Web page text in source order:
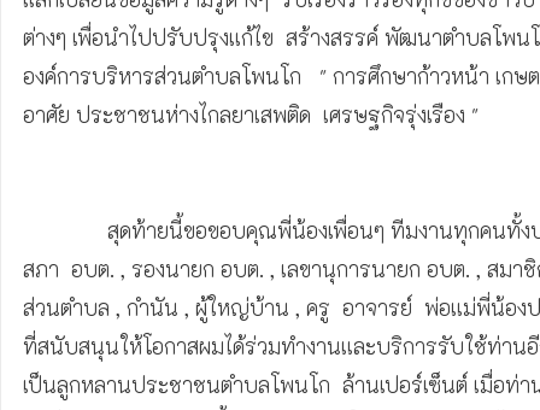
ต่างๆ เพื่อนำไปปรับปรุงแก้ไข  สร้างสรรค์ พัฒนาตำบลโพน
องค์การบริหารส่วนตำบลโพนโก   " การศึกษาก้าวหน้า เกษ
อาศัย ประชาชนห่างไกลยาเสพติด  เศรษฐกิจรุ่งเรือง "
สภา  อบต. , รองนายก อบต. , เลขานุการนายก อบต. , สมา
ส่วนตำบล , กำนัน , ผู้ใหญ่บ้าน , ครู  อาจารย์  พ่อแม่พี่น้อ
ที่สนับสนุนให้โอกาสผมได้ร่วมทำงานและบริการรับใช้ท่าน
เป็นลูกหลานประชาชนตำบลโพนโก  ล้านเปอร์เซ็นต์ เมื่อท่